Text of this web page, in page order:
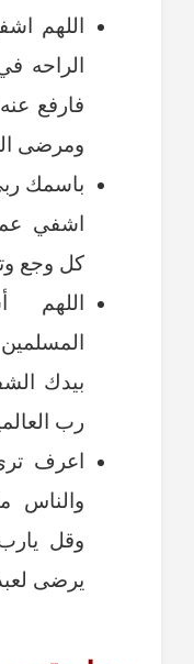
اللهم
الراحه
فارفع
ومرضى
باسمك
اشفي
كل وجع
بيدك
رب
اعرف
والناس
وقل
يرضى